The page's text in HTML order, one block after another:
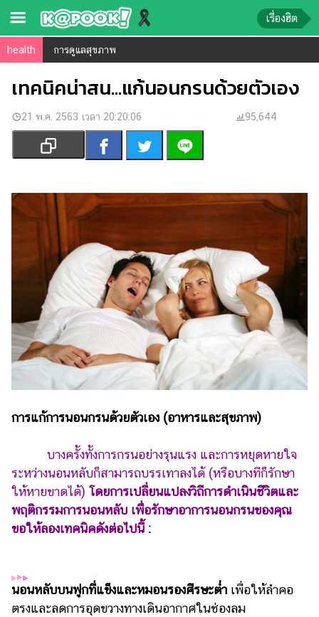
ข่าว-
ความ
ข่าว
ข่าว
ตรวจ
หวย
บอล
การ
เงิน
การ
ศึกษา
หนัง
Music
Station
บันเทิง
เกาหลี
เรื่องฮิต
health การดูแลสุขภาพ
เทคนิคน่าสน...แก้นอนกรนด้วยตัวเอง
21 พ.ค. 2563 เวลา 20:20:06 95,644
การแก้การนอนกรนด้วยตัวเอง (อาหารและสุขภาพ)
บางครั้งทั้งการกรนอย่างรุนแรง และการหยุดหายใจ
ระหว่างนอนหลับก็สามารถบรรเทาลงได้ (หรือบางทีก็รักษา
ให้หายขาดได้) โดยการเปลี่ยนแปลงวิถีการดำเนินชีวิตและ
พฤติกรรมการนอนหลับ เพื่อรักษาอาการนอนกรนของคุณ
ขอให้ลองเทคนิคดังต่อไปนี้ :
นอนหลับบนฟูกที่แข็งและหมอนรองศีรษะต่ำ เพื่อให้ลำคอ
ตรงและลดการอุดขวางทางเดินอากาศในช่องลม